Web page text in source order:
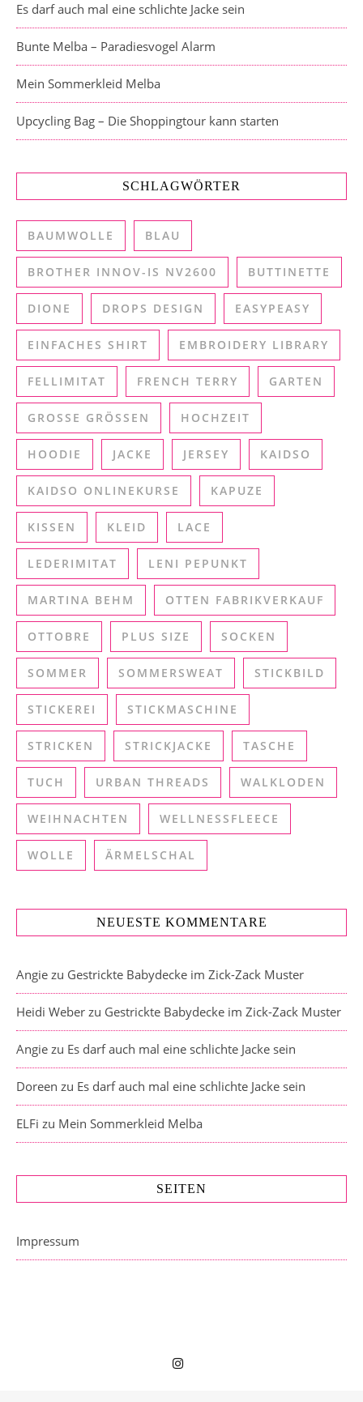
Es darf auch mal eine schlichte Jacke sein
Bunte Melba – Paradiesvogel Alarm
Mein Sommerkleid Melba
Upcycling Bag – Die Shoppingtour kann starten
SCHLAGWÖRTER
BAUMWOLLE BLAU
BROTHER INNOV-IS NV2600 BUTTINETTE
DIONE DROPS DESIGN EASYPEASY
EINFACHES SHIRT EMBROIDERY LIBRARY
FELLIMITAT FRENCH TERRY GARTEN
GROSSE GRÖSSEN HOCHZEIT
HOODIE JACKE JERSEY KAIDSO
KAIDSO ONLINEKURSE KAPUZE
KISSEN KLEID LACE
LEDERIMITAT LENI PEPUNKT
MARTINA BEHM OTTEN FABRIKVERKAUF
OTTOBRE PLUS SIZE SOCKEN
SOMMER SOMMERSWEAT STICKBILD
STICKEREI STICKMASCHINE
STRICKEN STRICKJACKE TASCHE
TUCH URBAN THREADS WALKLODEN
WEIHNACHTEN WELLNESSFLEECE
WOLLE ÄRMELSCHAL
NEUESTE KOMMENTARE
Angie zu Gestrickte Babydecke im Zick-Zack Muster
Heidi Weber zu Gestrickte Babydecke im Zick-Zack Muster
Angie zu Es darf auch mal eine schlichte Jacke sein
Doreen zu Es darf auch mal eine schlichte Jacke sein
ELFi zu Mein Sommerkleid Melba
SEITEN
Impressum